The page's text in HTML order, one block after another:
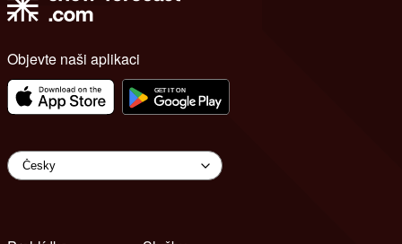
Objevte naši aplikaci